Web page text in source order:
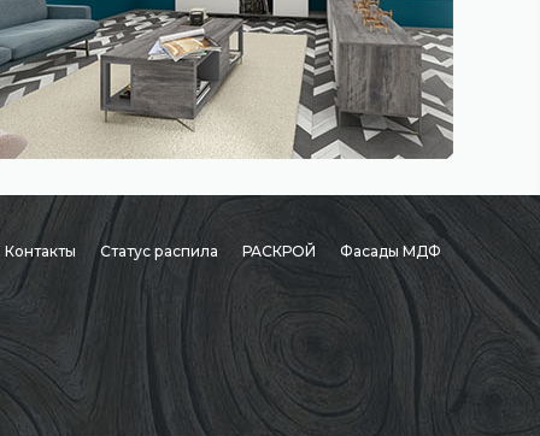
Контакты Статус распила РАСКРОЙ Фасады МДФ